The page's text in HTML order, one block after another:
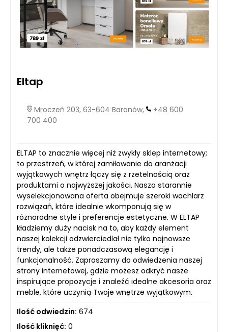
Eltap
Mroczeń 203, 63-604 Baranów,
+48 600
700 400
ELTAP to znacznie więcej niż zwykły sklep internetowy;
to przestrzeń, w której zamiłowanie do aranżacji
wyjątkowych wnętrz łączy się z rzetelnością oraz
produktami o najwyższej jakości. Nasza starannie
wyselekcjonowana oferta obejmuje szeroki wachlarz
rozwiązań, które idealnie wkomponują się w
różnorodne style i preferencje estetyczne. W ELTAP
kładziemy duży nacisk na to, aby każdy element
naszej kolekcji odzwierciedlał nie tylko najnowsze
trendy, ale także ponadczasową elegancję i
funkcjonalność. Zapraszamy do odwiedzenia naszej
strony internetowej, gdzie możesz odkryć nasze
inspirujące propozycje i znaleźć idealne akcesoria oraz
meble, które uczynią Twoje wnętrze wyjątkowym.
Ilość odwiedzin: 674
Ilość kliknięć: 0